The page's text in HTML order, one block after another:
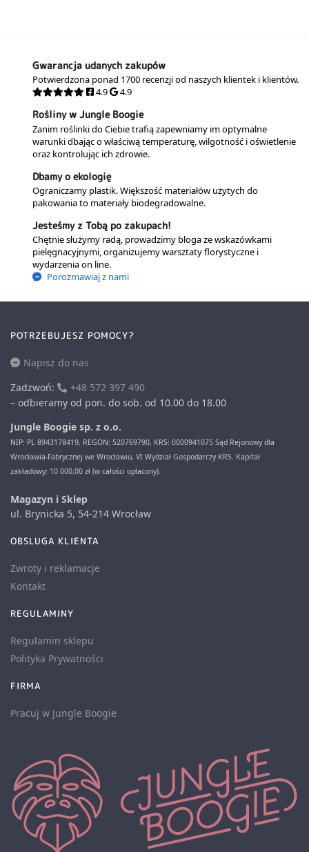
Gwarancja udanych zakupów
Potwierdzona ponad 1700 recenzji od naszych klientek i klientów.
4.9
4.9
Rośliny w Jungle Boogie
Zanim roślinki do Ciebie trafią zapewniamy im optymalne
warunki dbając o właściwą temperaturę, wilgotność i oświetlenie
oraz kontrolując ich zdrowie.
Dbamy o ekologię
Ograniczamy plastik. Większość materiałów użytych do
pakowania to materiały biodegradowalne.
Jesteśmy z Tobą po zakupach!
Chętnie służymy radą, prowadzimy bloga ze wskazówkami
pielęgnacyjnymi, organizujemy warsztaty florystyczne i
wydarzenia on line.
Porozmawiaj z nami
POTRZEBUJESZ POMOCY?
Napisz do nas
Zadzwoń:
+48 572 397 490
– odbieramy od pon. do sob. od 10.00 do 18.00
Jungle Boogie sp. z o.o.
NIP: PL 8943178419, REGON: 520769790, KRS: 0000941075 Sąd Rejonowy dla
Wrocławia-Fabrycznej we Wrocławiu, VI Wydział Gospodarczy KRS. Kapitał
zakładowy: 10 000,00 zł (w całości opłacony).
Magazyn i Sklep
ul. Brynicka 5, 54-214 Wrocław
OBSLUGA KLIENTA
Zwroty i reklamacje
Kontakt
REGULAMINY
Regulamin sklepu
Polityka Prywatności
FIRMA
Pracuj w Jungle Boogie